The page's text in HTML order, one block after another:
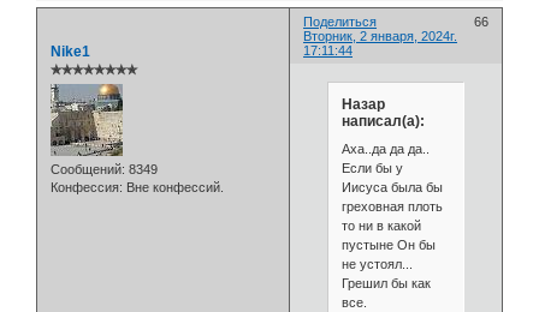
Поделиться
66
Вторник, 2 января, 2024г.
17:11:44
Nike1
✯✯✯✯✯✯✯✯
Сообщений: 8349
Конфессия: Вне конфессий.
Назар
написал(а):
Аха..да да да..
Если бы у
Иисуса была бы
греховная плоть
то ни в какой
пустыне Он бы
не устоял...
Грешил бы как
все.